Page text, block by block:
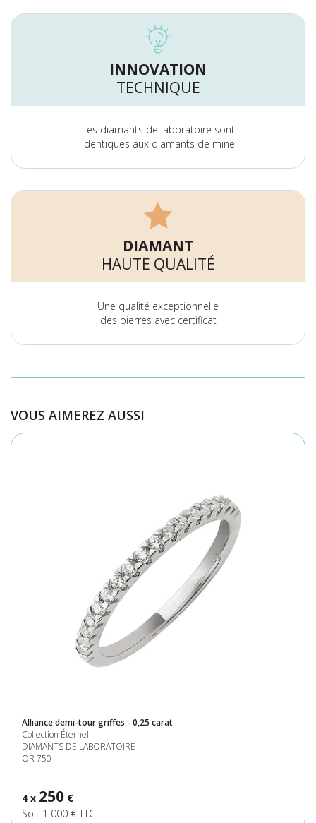
INNOVATION
TECHNIQUE
Les diamants de laboratoire sont
identiques aux diamants de mine
DIAMANT
HAUTE QUALITÉ
Une qualité exceptionnelle
des pierres avec certificat
VOUS AIMEREZ AUSSI
Alliance demi-tour griffes - 0,25 carat
Collection Éternel
DIAMANTS DE LABORATOIRE
OR 750
4 x 250 €
Soit 1 000 € TTC